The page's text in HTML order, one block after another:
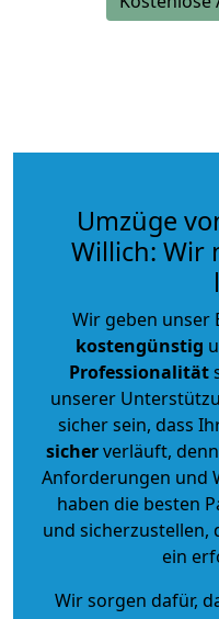
Umzüge
Willich: Wir
Wir geben unser
kostengünstig
Professionalität
unserer
sicher sein, dass
sicherverläuft,
Anforderungen und
haben die besten
und sicherzustellen,
ein
Wir sorgen dafür,